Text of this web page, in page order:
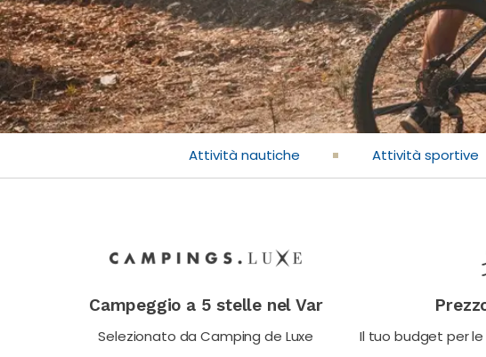
Attività nautiche Attività sportive
Campeggio a 5 stelle nel Var
Selezionato da Camping de Luxe Il tuo budget per